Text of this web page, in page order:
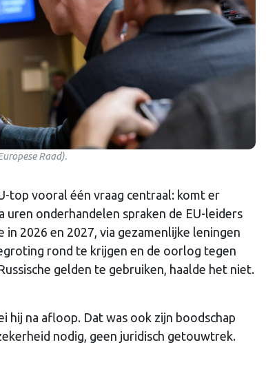
Raad).
top vooral één vraag centraal: komt er
uren onderhandelen spraken de EU-leiders
2026 en 2027, via gezamenlijke leningen
rond te krijgen en de oorlog tegen
gelden te gebruiken, haalde het niet.
hij na afloop. Dat was ook zijn boodschap
nodig, geen juridisch getouwtrek.